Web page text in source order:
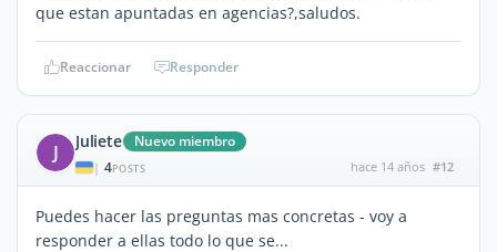
que estan apuntadas en agencias?,saludos.
Reaccionar Responder
J Juliete Nuevo miembro
| 4POSTS hace 14 años #12
Puedes hacer las preguntas mas concretas - voy a
responder a ellas todo lo que se...